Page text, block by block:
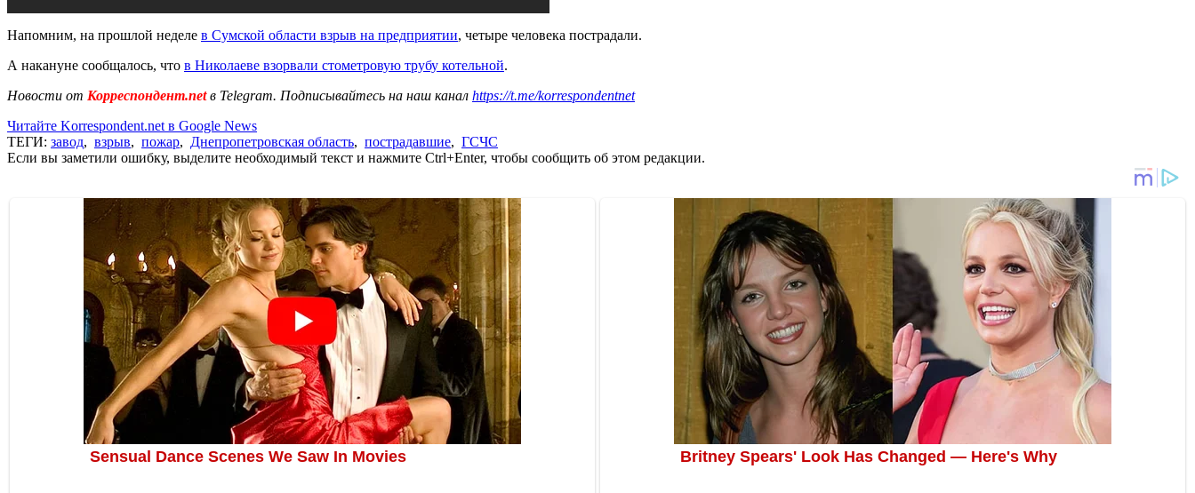
Напомним, на прошлой неделе в Сумской области взрыв на предприятии, четыре человека пострадали.
А накануне сообщалось, что в Николаеве взорвали стометровую трубу котельной.
Новости от Корреспондент.netв Telegram. Подписывайтесь на наш канал https://t.me/korrespondentnet
Читайте Korrespondent.net в Google News
ТЕГИ: завод, взрыв, пожар, Днепропетровская область, пострадавшие, ГСЧС
Если вы заметили ошибку, выделите необходимый текст и нажмите Ctrl+Enter, чтобы сообщить об этом редакции.